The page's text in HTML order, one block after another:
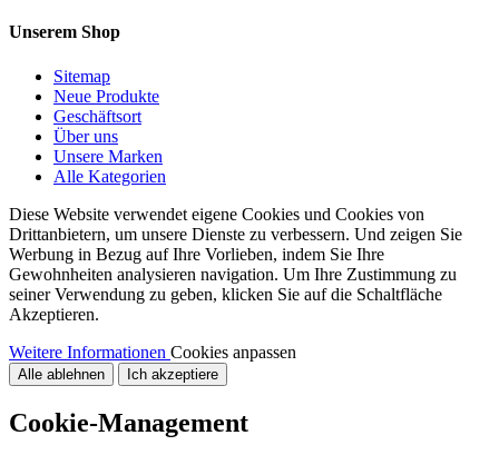
Unserem Shop
Sitemap
Neue Produkte
Geschäftsort
Über uns
Unsere Marken
Alle Kategorien
Diese Website verwendet eigene Cookies und Cookies von
Drittanbietern, um unsere Dienste zu verbessern. Und zeigen Sie
Werbung in Bezug auf Ihre Vorlieben, indem Sie Ihre
Gewohnheiten analysieren navigation. Um Ihre Zustimmung zu
seiner Verwendung zu geben, klicken Sie auf die Schaltfläche
Akzeptieren.
Weitere Informationen Cookies anpassen
Alle ablehnen Ich akzeptiere
Cookie-Management